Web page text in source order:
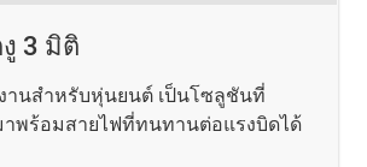
3 มิติ
านสำหรับหุ่นยนต์ เป็นโซลูชันที่
พร้อมสายไฟที่ทนทานต่อแรงบิดได้